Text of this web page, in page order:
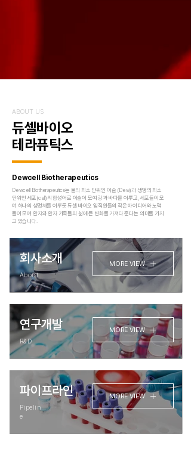
ABOUT US
듀셀바이오
테라퓨틱스
Dewcell Biotherapeutics
Dewcell Biotherapeutics는 물의 최소 단위인 이슬 (Dew)과 생명의 최소
단위인 세포(cell)의 합성어로 이슬이 모여 강과 바다를 이루고, 세포들이 모
여 하나의 생명체를 이루듯 듀셀 바이오 임직원들의 작은 아이디어와 노력
들이 모여 환자와 환자 가족들의 삶에 큰 변화를 가져다 준다는 의미를 가지
고 있습니다.
회사소개
About
MORE VIEW
연구개발
R&D
MORE VIEW
파이프라인
Pipelin
e
MORE VIEW